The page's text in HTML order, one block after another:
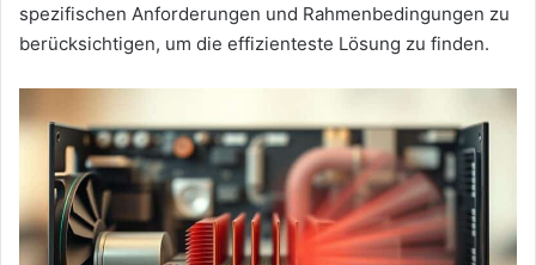
spezifischen Anforderungen und Rahmenbedingungen zu
berücksichtigen, um die effizienteste Lösung zu finden.